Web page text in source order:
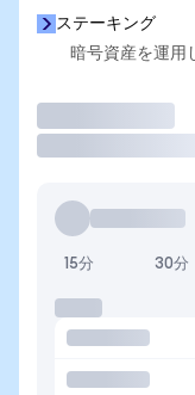
ステーキング
暗号資産を運用
15分 30分